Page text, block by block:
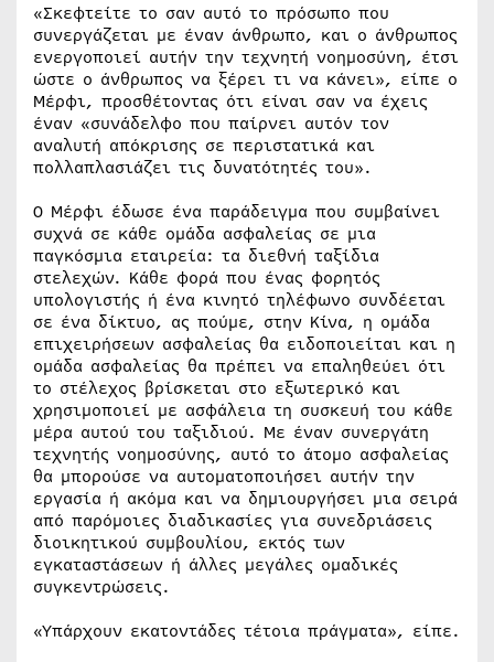
«Σκεφτείτε το σαν αυτό το πρόσωπο που
συνεργάζεται με έναν άνθρωπο, και ο άνθρωπος
ενεργοποιεί αυτήν την τεχνητή νοημοσύνη, έτσι
ώστε ο άνθρωπος να ξέρει τι να κάνει», είπε ο
Μέρφι, προσθέτοντας ότι είναι σαν να έχεις
έναν «συνάδελφο που παίρνει αυτόν τον
αναλυτή απόκρισης σε περιστατικά και
πολλαπλασιάζει τις δυνατότητές του».
Ο Μέρφι έδωσε ένα παράδειγμα που συμβαίνει
συχνά σε κάθε ομάδα ασφαλείας σε μια
παγκόσμια εταιρεία: τα διεθνή ταξίδια
στελεχών. Κάθε φορά που ένας φορητός
υπολογιστής ή ένα κινητό τηλέφωνο συνδέεται
σε ένα δίκτυο, ας πούμε, στην Κίνα, η ομάδα
επιχειρήσεων ασφαλείας θα ειδοποιείται και η
ομάδα ασφαλείας θα πρέπει να επαληθεύει ότι
το στέλεχος βρίσκεται στο εξωτερικό και
χρησιμοποιεί με ασφάλεια τη συσκευή του κάθε
μέρα αυτού του ταξιδιού. Με έναν συνεργάτη
τεχνητής νοημοσύνης, αυτό το άτομο ασφαλείας
θα μπορούσε να αυτοματοποιήσει αυτήν την
εργασία ή ακόμα και να δημιουργήσει μια σειρά
από παρόμοιες διαδικασίες για συνεδριάσεις
διοικητικού συμβουλίου, εκτός των
εγκαταστάσεων ή άλλες μεγάλες ομαδικές
συγκεντρώσεις.
«Υπάρχουν εκατοντάδες τέτοια πράγματα», είπε.